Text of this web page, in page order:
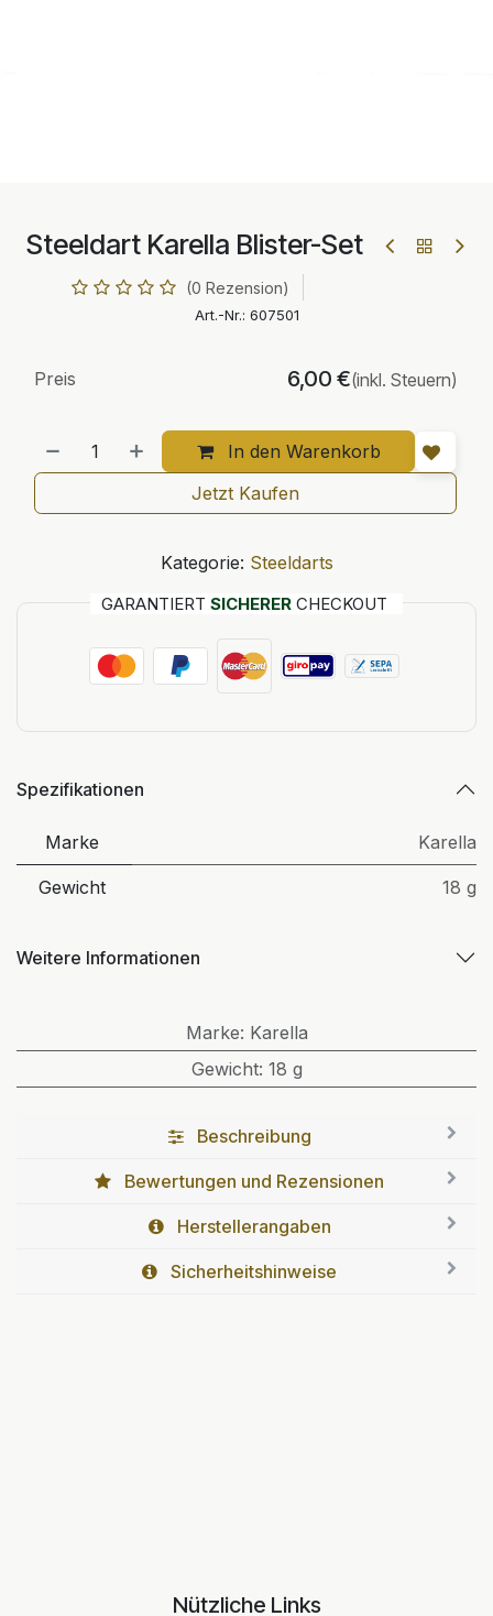
Steeldart Karella Blister-Set
(0 Rezension)
Art.-Nr.: 607501
In den Warenkorb
Preis 6,00 €(inkl. Steuern)
Jetzt Kaufen
Kategorie: Steeldarts
GARANTIERT SICHERER CHECKOUT
Spezifikationen
Marke Karella
Gewicht 18 g
Weitere Informationen
Marke: Karella
Gewicht: 18 g
Beschreibung
Bewertungen und Rezensionen
Herstellerangaben
Sicherheitshinweise
Nützliche Links